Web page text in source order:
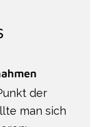
der
man sich